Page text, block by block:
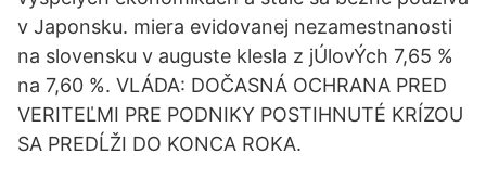
v Japonsku. miera evidovanej nezamestnanosti
na slovensku v auguste klesla z jÚlovÝch 7,65 %
na 7,60 %. VLÁDA: DOČASNÁ OCHRANA PRED
VERITEĽMI PRE PODNIKY POSTIHNUTÉ KRÍZOU
SA PREDĹŽI DO KONCA ROKA.